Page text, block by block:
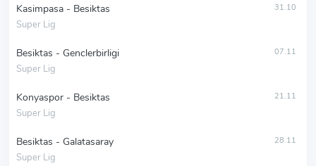
Kasimpasa - Besiktas
Super Lig
31.10
Besiktas - Genclerbirligi
Super Lig
07.11
Konyaspor - Besiktas
Super Lig
21.11
Besiktas - Galatasaray
Super Lig
28.11